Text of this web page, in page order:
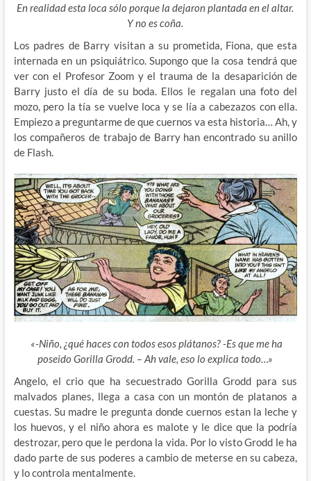
En realidad esta loca sólo porque la dejaron plantada en el altar.
Y no es coña.
Los padres de Barry visitan a su prometida, Fiona, que esta
internada en un psiquiátrico. Supongo que la cosa tendrá que
ver con el Profesor Zoom y el trauma de la desaparición de
Barry justo el día de su boda. Ellos le regalan una foto del
mozo, pero la tía se vuelve loca y se lía a cabezazos con ella.
Empiezo a preguntarme de que cuernos va esta historia… Ah, y
los compañeros de trabajo de Barry han encontrado su anillo
de Flash.
«-Niño, ¿qué haces con todos esos plátanos? -Es que me ha
poseido Gorilla Grodd. – Ah vale, eso lo explica todo…»
Angelo, el crio que ha secuestrado Gorilla Grodd para sus
malvados planes, llega a casa con un montón de platanos a
cuestas. Su madre le pregunta donde cuernos estan la leche y
los huevos, y el niño ahora es malote y le dice que la podría
destrozar, pero que le perdona la vida. Por lo visto Grodd le ha
dado parte de sus poderes a cambio de meterse en su cabeza,
y lo controla mentalmente.